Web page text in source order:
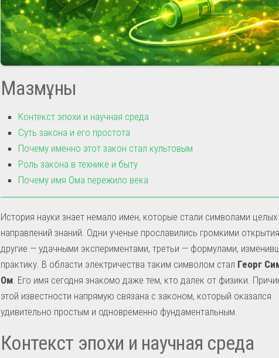
Мазмұны
Контекст эпохи и научная среда
Суть закона и его простота
Почему именно этот закон стал культовым
Роль закона в технике и быту
Почему имя Ома пережило века
История науки знает немало имен, которые стали символами целых
направлений знаний. Одни ученые прославились громкими
другие — удачными экспериментами, третьи — формулами,
практику. В области электричества таким символом стал Георг
Ом . Его имя сегодня знакомо даже тем, кто далек от физики.
этой известности напрямую связана с законом, который оказался
удивительно простым и одновременно фундаментальным.
Контекст эпохи и научная среда